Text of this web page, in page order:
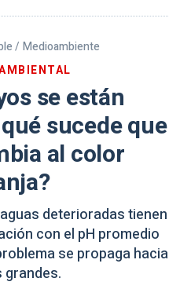
/ Medioambiente
se están
sucede que
al color
deterioradas tienen
con el pH promedio
se propaga hacia
grandes.